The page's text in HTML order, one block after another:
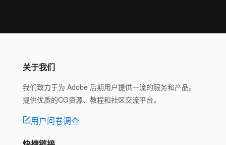
关于我们
我们致力于为 Adobe 后期用户提供一流的服务和产品。
提供优质的CG资源、教程和社区交流平台。
用户问卷调查